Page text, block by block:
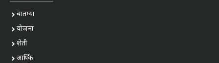
बातम्या
योजना
शेती
आर्थिक